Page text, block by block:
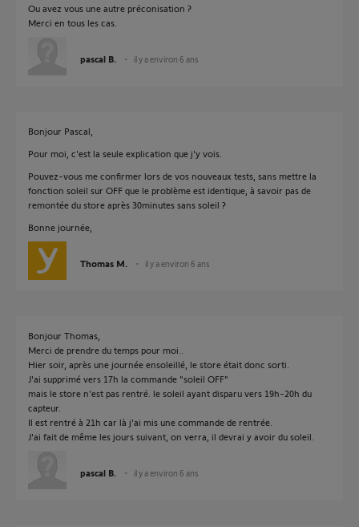
Ou avez vous une autre préconisation ?
Merci en tous les cas.
pascal B. il y a environ 6 ans
Bonjour Pascal,
Pour moi, c'est la seule explication que j'y vois.
Pouvez-vous me confirmer lors de vos nouveaux tests, sans mettre la
fonction soleil sur OFF que le problème est identique, à savoir pas de
remontée du store après 30minutes sans soleil ?
Bonne journée,
Thomas M. il y a environ 6 ans
Bonjour Thomas,
Merci de prendre du temps pour moi..
Hier soir, après une journée ensoleillé, le store était donc sorti.
J'ai supprimé vers 17h la commande "soleil OFF"
mais le store n'est pas rentré. le soleil ayant disparu vers 19h-20h du
capteur.
Il est rentré à 21h car là j'ai mis une commande de rentrée.
J'ai fait de même les jours suivant, on verra, il devrai y avoir du soleil.
pascal B. il y a environ 6 ans